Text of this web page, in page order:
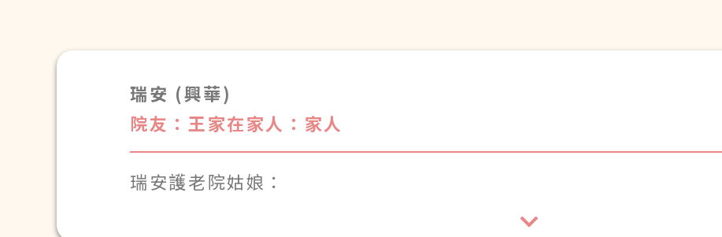
瑞安 (興華)
院友：王家在家人：家人
瑞安護老院姑娘：